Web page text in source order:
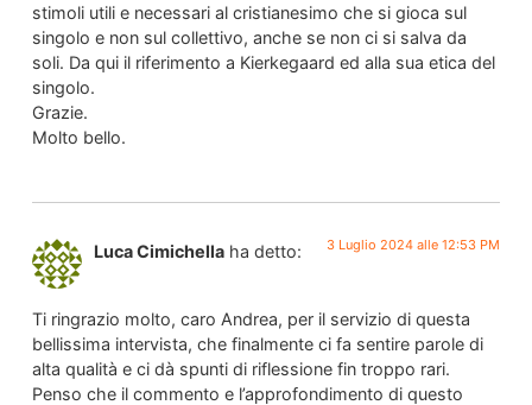
stimoli utili e necessari al cristianesimo che si gioca sul
singolo e non sul collettivo, anche se non ci si salva da
soli. Da qui il riferimento a Kierkegaard ed alla sua etica del
singolo.
Grazie.
Molto bello.
Luca Cimichella ha detto: 3 Luglio 2024 alle 12:53 PM
Ti ringrazio molto, caro Andrea, per il servizio di questa
bellissima intervista, che finalmente ci fa sentire parole di
alta qualità e ci dà spunti di riflessione fin troppo rari.
Penso che il commento e l’approfondimento di questo